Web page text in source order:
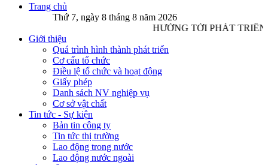
Trang chủ
Thứ 7, ngày 8 tháng 8 năm 2026
HƯỚNG TỚI PHÁT
Giới thiệu
Quá trình hình thành phát triển
Cơ cấu tổ chức
Điều lệ tổ chức và hoạt động
Giấy phép
Danh sách NV nghiệp vụ
Cơ sở vật chất
Tin tức - Sự kiện
Bản tin công ty
Tin tức thị trường
Lao động trong nước
Lao động nước ngoài